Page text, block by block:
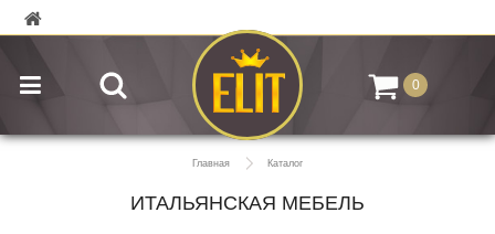
0
Главная Каталог
ИТАЛЬЯНСКАЯ МЕБЕЛЬ